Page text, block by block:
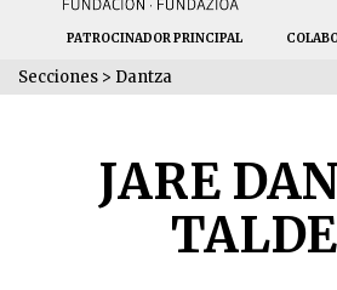
PATROCINADOR PRINCIPAL
Secciones > Dantza
JARE